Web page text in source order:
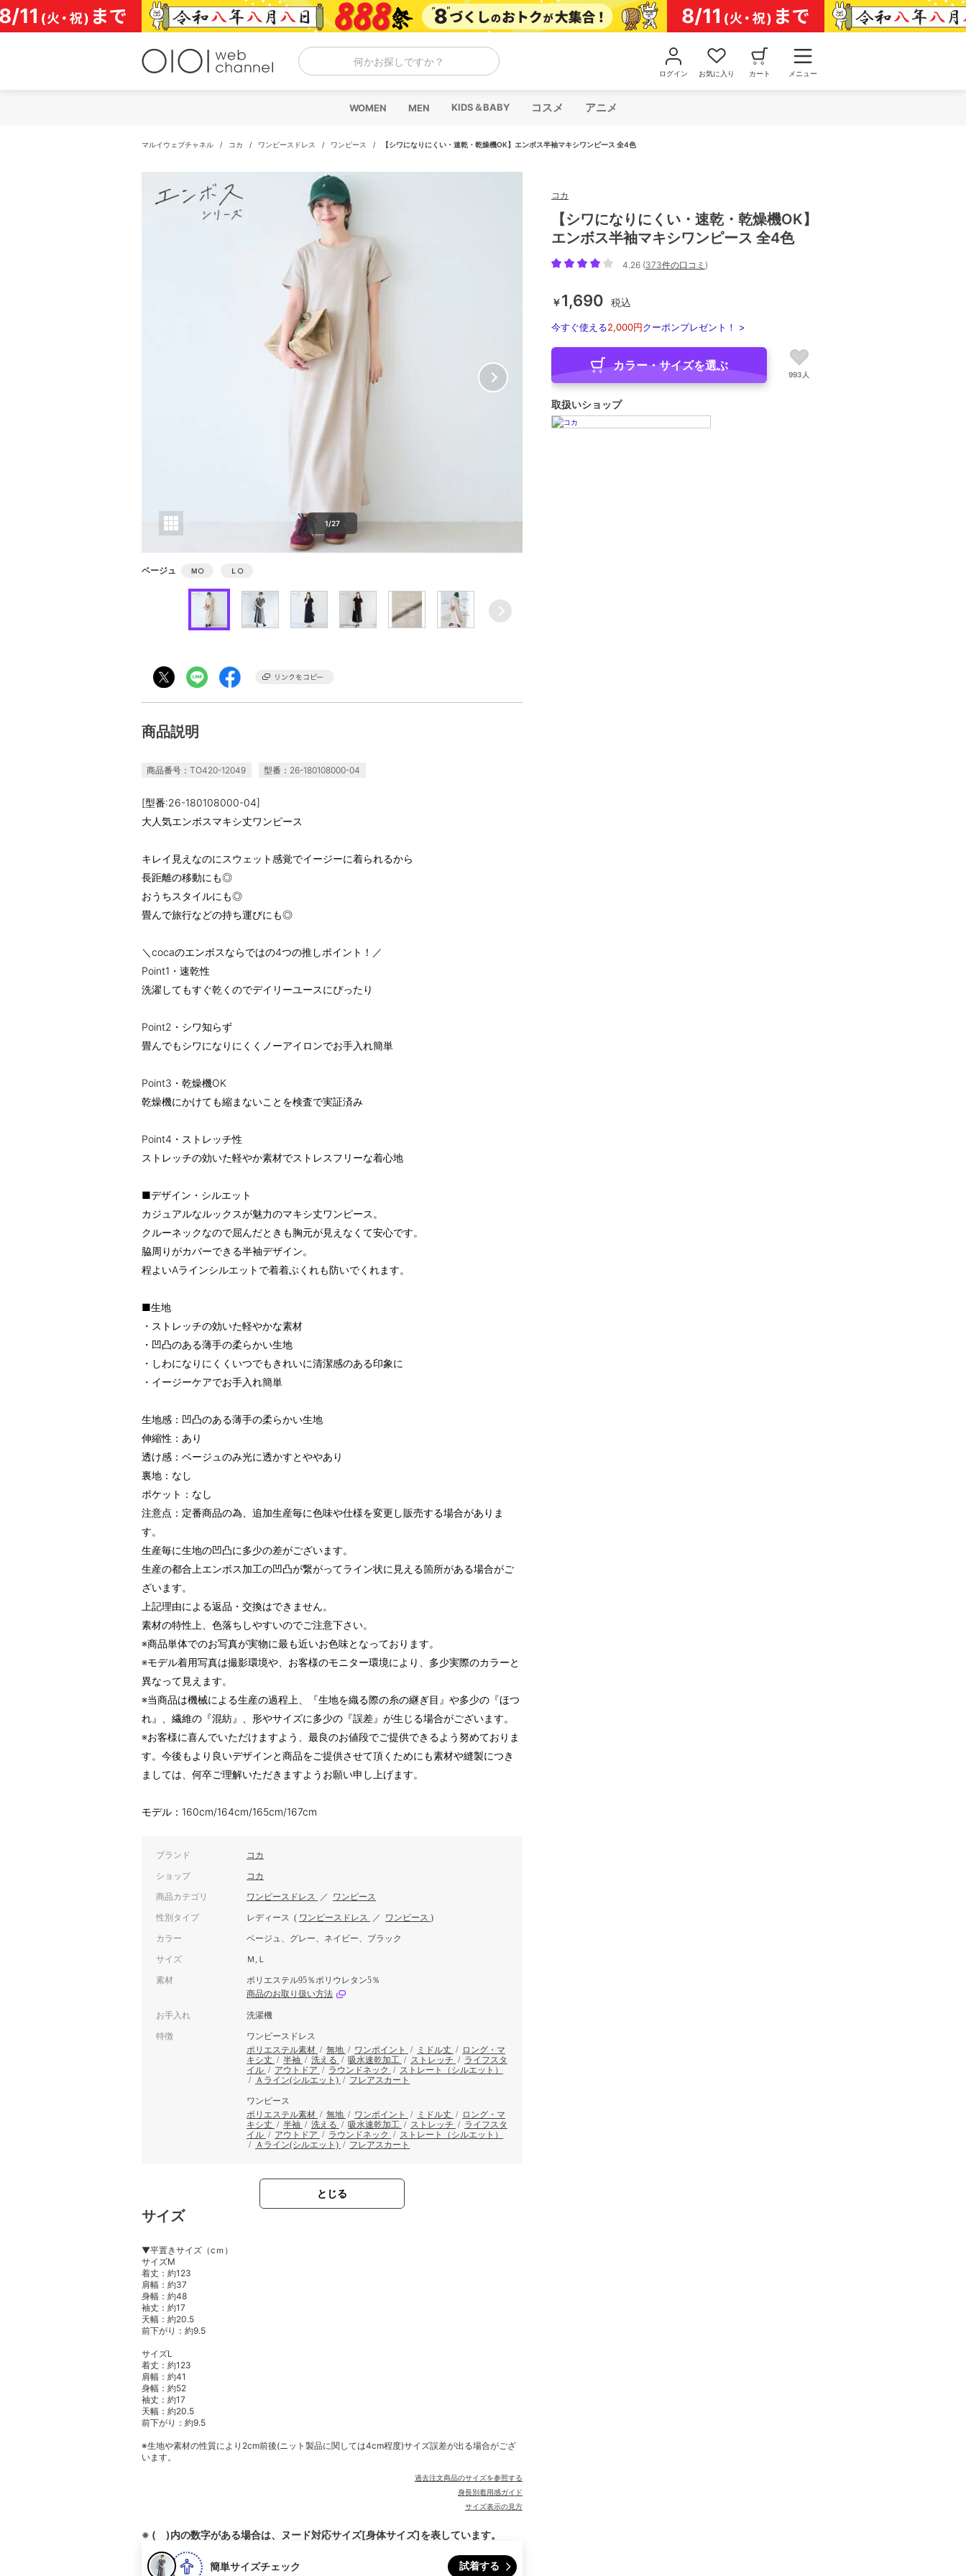
コ
ン
テ
何かお探しですか？
ログイン お気に入り カート メニュー
WOMEN MEN KIDS＆BABY コスメ アニメ
マルイウェブチャネル / コカ / ワンピースドレス / ワンピース / 【シワになりにくい・速乾・乾燥機OK】エンボス半袖マキシワンピース 全4色
1/27
ベージュ Ｍ○ Ｌ ○
商品説明
商品番号：TO420-12049 型番：26-180108000-04
[型番:26-180108000-04]
大人気エンボスマキシ丈ワンピース
キレイ見えなのにスウェット感覚でイージーに着られるから
長距離の移動にも◎
おうちスタイルにも◎
畳んで旅行などの持ち運びにも◎
＼cocaのエンボスならではの4つの推しポイント！／
Point1・速乾性
洗濯してもすぐ乾くのでデイリーユースにぴったり
Point2・シワ知らず
畳んでもシワになりにくくノーアイロンでお手入れ簡単
Point3・乾燥機OK
乾燥機にかけても縮まないことを検査で実証済み
Point4・ストレッチ性
ストレッチの効いた軽やか素材でストレスフリーな着心地
■デザイン・シルエット
カジュアルなルックスが魅力のマキシ丈ワンピース。
クルーネックなので屈んだときも胸元が見えなくて安心です。
脇周りがカバーできる半袖デザイン。
程よいAラインシルエットで着着ぶくれも防いでくれます。
■生地
・ストレッチの効いた軽やかな素材
・凹凸のある薄手の柔らかい生地
・しわになりにくくいつでもきれいに清潔感のある印象に
・イージーケアでお手入れ簡単
生地感：凹凸のある薄手の柔らかい生地
伸縮性：あり
透け感：ベージュのみ光に透かすとややあり
裏地：なし
ポケット：なし
注意点：定番商品の為、追加生産毎に色味や仕様を変更し販売する場合がありま
す。
生産毎に生地の凹凸に多少の差がございます。
生産の都合上エンボス加工の凹凸が繋がってライン状に見える箇所がある場合がご
ざいます。
上記理由による返品・交換はできません。
素材の特性上、色落ちしやすいのでご注意下さい。
※商品単体でのお写真が実物に最も近いお色味となっております。
※モデル着用写真は撮影環境や、お客様のモニター環境により、多少実際のカラーと
異なって見えます。
※当商品は機械による生産の過程上、『生地を織る際の糸の継ぎ目』や多少の『ほつ
れ』、繊維の『混紡』、形やサイズに多少の『誤差』が生じる場合がございます。
※お客様に喜んでいただけますよう、最良のお値段でご提供できるよう努めておりま
す。今後もより良いデザインと商品をご提供させて頂くためにも素材や縫製につき
ましては、何卒ご理解いただきますようお願い申し上げます。
モデル：160cm/164cm/165cm/167cm
ブランド コカ
ショップ コカ
商品カテゴリ ワンピースドレス ／ ワンピース
性別タイプ レディース ( ワンピースドレス ／ ワンピース )
カラー ベージュ、グレー、ネイビー、ブラック
サイズ Ｍ,Ｌ
素材
ポリエステル95％ポリウレタン5％
商品のお取り扱い方法
お手入れ 洗濯機
特徴
ワンピースドレス
ポリエステル素材 / 無地 / ワンポイント / ミドル丈 / ロング・マ
キシ丈 / 半袖 / 洗える / 吸水速乾加工 / ストレッチ / ライフスタ
イル / アウトドア / ラウンドネック / ストレート（シルエット）
/ Ａライン(シルエット) / フレアスカート
ワンピース
ポリエステル素材 / 無地 / ワンポイント / ミドル丈 / ロング・マ
キシ丈 / 半袖 / 洗える / 吸水速乾加工 / ストレッチ / ライフスタ
イル / アウトドア / ラウンドネック / ストレート（シルエット）
/ Ａライン(シルエット) / フレアスカート
とじる
サイズ
▼平置きサイズ（cｍ）
サイズM
着丈：約123
肩幅：約37
身幅：約48
袖丈：約17
天幅：約20.5
前下がり：約9.5
サイズL
着丈：約123
肩幅：約41
身幅：約52
袖丈：約17
天幅：約20.5
前下がり：約9.5
※生地や素材の性質により2cm前後(ニット製品に関しては4cm程度)サイズ誤差が出る場合がござ
います。
過去注文商品のサイズを参照する
身長別着用感ガイド
サイズ表示の見方
※ ( )内の数字がある場合は、ヌード対応サイズ[身体サイズ]を表しています。
簡単サイズチェック 試着する
コカ
【シワになりにくい・速乾・乾燥機OK】
エンボス半袖マキシワンピース 全4色
4.26 (373件の口コミ )
￥1,690 税込
今すぐ使える2,000円クーポンプレゼント！ >
カラー・サイズを選ぶ
993人
取扱いショップ